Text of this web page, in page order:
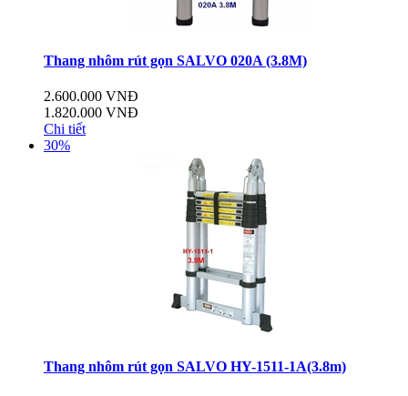
Thang nhôm rút gọn SALVO 020A (3.8M)
2.600.000 VNĐ
1.820.000 VNĐ
Chi tiết
30%
Thang nhôm rút gọn SALVO HY-1511-1A(3.8m)